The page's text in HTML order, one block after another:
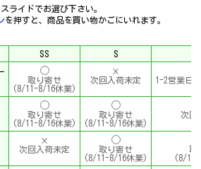
ライドでお選び下さい。
を押すと、商品を買い物かごにいれます。
SS S
取り寄せ
(8/11-8/16休業)
×
次回入荷未定
1-2営業日
取り寄せ
(8/11-8/16休業)
取り寄せ
(8/11-8/16休業)
次回
×
次回入荷未定
取り寄せ
(8/11-8/16休業)
取
(8/11-